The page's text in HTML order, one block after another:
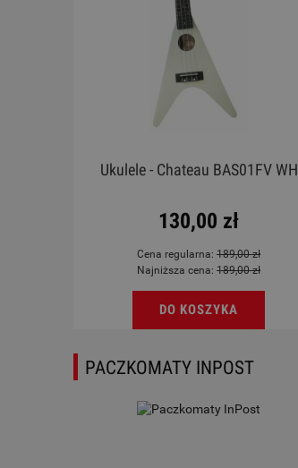
Ukulele - Chateau BAS01FV WH
130,00 zł
Cena regularna: 189,00 zł
Najniższa cena: 189,00 zł
DO KOSZYKA
PACZKOMATY INPOST